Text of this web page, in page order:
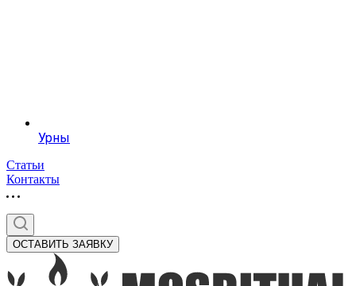
Урны
Статьи
Контакты
ОСТАВИТЬ ЗАЯВКУ